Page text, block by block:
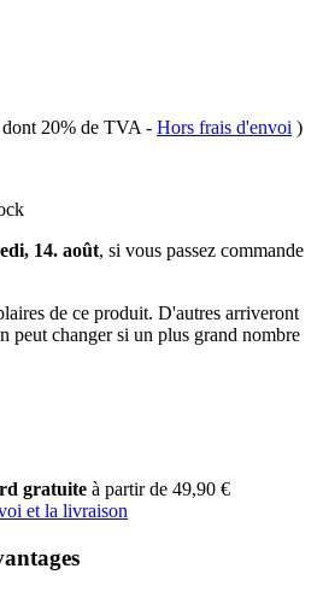
20% de TVA - Hors frais d'envoi )
14. août, si vous passez commande
de ce produit. D'autres arriveront
peut changer si un plus grand nombre
gratuite à partir de 49,90 €
et la livraison